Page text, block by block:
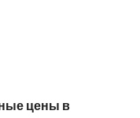
цены в